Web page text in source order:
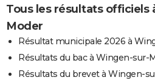
Tous les résultats officiels
Moder
Résultat municipale 2026 à
Résultats du bac à Wingen-sur-
Résultats du brevet à Wingen-